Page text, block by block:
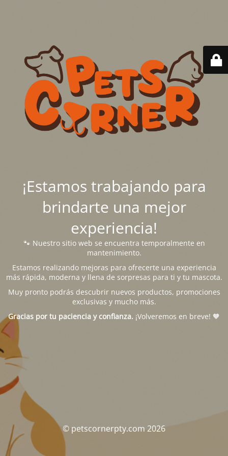
¡Estamos trabajando para
brindarte una mejor
experiencia!
🐾 Nuestro sitio web se encuentra temporalmente en
mantenimiento.
Estamos realizando mejoras para ofrecerte una experiencia
más rápida, moderna y llena de sorpresas para ti y tu mascota.
Muy pronto podrás descubrir nuevos productos, promociones
exclusivas y mucho más.
Gracias por tu paciencia y confianza. ¡Volveremos en breve! 🧡
© petscornerpty.com 2026